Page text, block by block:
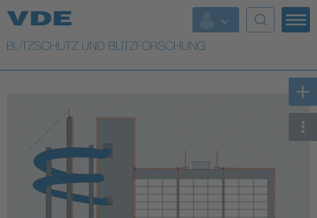
Top Themen
Top Themen
Lightning protection
Weitere Themen